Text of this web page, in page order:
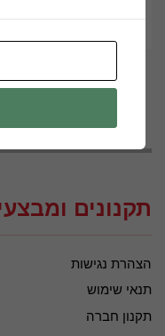
תקנונים
הצהרת נגישות
תנאי שימוש
תקנון חברה